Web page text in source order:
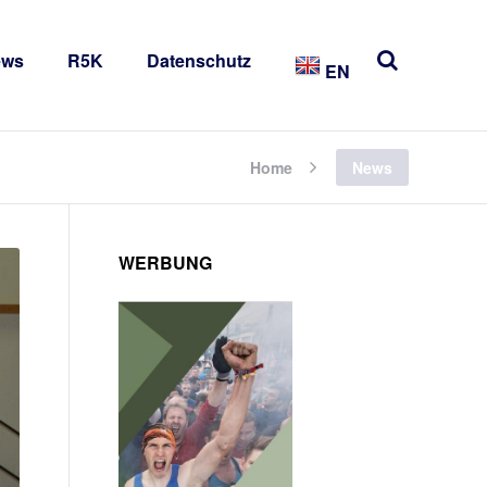
R5K Datenschutz EN
Home News
WERBUNG